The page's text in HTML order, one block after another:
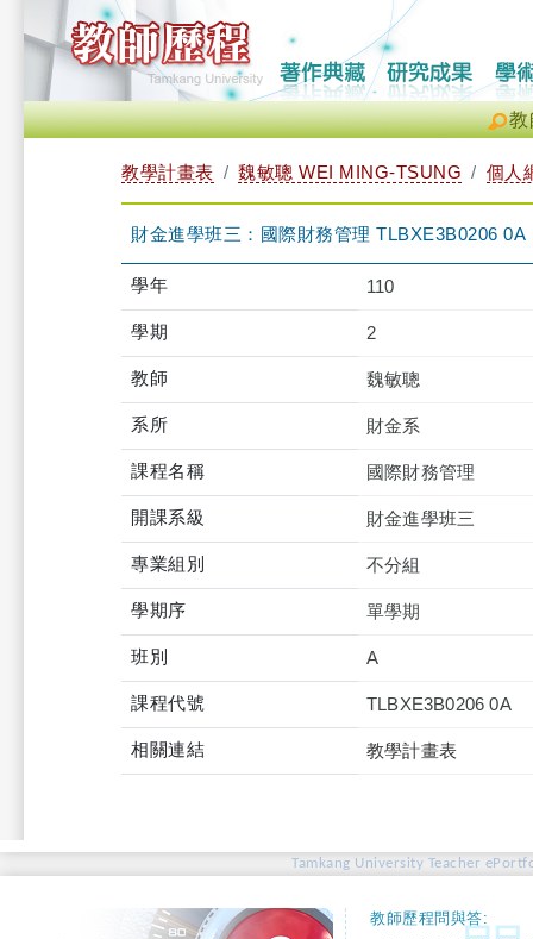
教
教學計畫表 魏敏聰 WEI MING-TSUNG 個人
財金進學班三：國際財務管理 TLBXE3B0206 0A
學年 110
學期 2
教師 魏敏聰
系所 財金系
課程名稱 國際財務管理
開課系級 財金進學班三
專業組別 不分組
學期序 單學期
班別 A
課程代號 TLBXE3B0206 0A
相關連結 教學計畫表
Tamkang University Teacher
教師歷程問與答: